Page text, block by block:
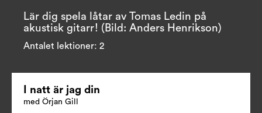
Lär dig spela låtar av Tomas Ledin på
Antalet lektioner: 2
I natt är jag din
med Örjan Gill